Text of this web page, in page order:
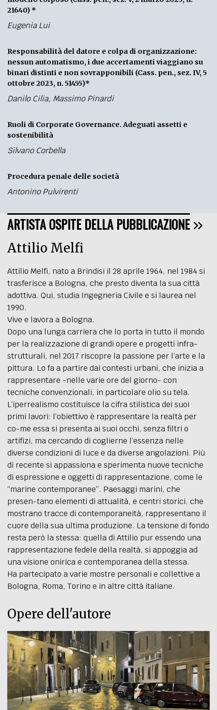
21640) *
Eugenia Lui
Responsabilità del datore e colpa di organizzazione:
nessun automatismo, i due accertamenti viaggiano su
binari distinti e non sovrapponibili (Cass. pen., sez. IV, 5
ottobre 2023, n. 51455)*
Danilo Cilia, Massimo Pinardi
Ruoli di Corporate Governance. Adeguati assetti e
sostenibilità
Silvano Corbella
Procedura penale delle società
Antonino Pulvirenti
ARTISTA OSPITE DELLA PUBBLICAZIONE
Attilio Melfi
Attilio Melfi, nato a Brindisi il 28 aprile 1964, nel 1984 si
trasferisce a Bologna, che presto diventa la sua città
adottiva. Qui, studia Ingegneria Civile e si laurea nel
1990.
Vive e lavora a Bologna.
Dopo una lunga carriera che lo porta in tutto il mondo
per la realizzazione di grandi opere e progetti infra-
strutturali, nel 2017 riscopre la passione per l’arte e la
pittura. Lo fa a partire dai contesti urbani, che inizia a
rappresentare -nelle varie ore del giorno- con
tecniche convenzionali, in particolare olio su tela.
L’iperrealismo costituisce la cifra stilistica dei suoi
primi lavori: l’obiettivo è rappresentare la realtà per
co-me essa si presenta ai suoi occhi, senza filtri o
artifizi, ma cercando di coglierne l’essenza nelle
diverse condizioni di luce e da diverse angolazioni. Più
di recente si appassiona e sperimenta nuove tecniche
di espressione e oggetti di rappresentazione, come le
“marine contemporanee”. Paesaggi marini, che
presen-tano elementi di attualità, e centri storici, che
mostrano tracce di contemporaneità, rappresentano il
cuore della sua ultima produzione. La tensione di fondo
resta però la stessa: quella di Attilio pur essendo una
rappresentazione fedele della realtà, si appoggia ad
una visione onirica e contemporanea della stessa.
Ha partecipato a varie mostre personali e collettive a
Bologna, Roma, Torino e in altre città italiane.
Opere dell'autore